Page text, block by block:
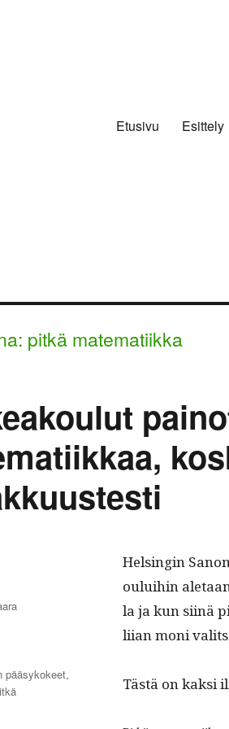
Etusivu Esittely
pitkä matematiikka
Helsin­gin
oului­hin
la ja kun siinä
liian moni
Tästä on kak­si
pääsykokeet,